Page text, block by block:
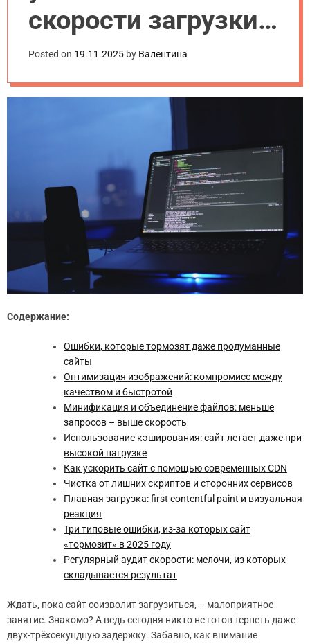
скорости загрузки
сайта: что реально
работает в 2025
Posted on 19.11.2025 by Валентина
Содержание:
Ошибки, которые тормозят даже продуманные
сайты
Оптимизация изображений: компромисс между
качеством и быстротой
Минификация и объединение файлов: меньше
запросов – выше скорость
Использование кэширования: сайт летает даже при
высокой нагрузке
Как ускорить сайт с помощью современных CDN
Чистка от лишних скриптов и сторонних сервисов
Плавная загрузка: first contentful paint и визуальная
реакция
Три типовые ошибки, из-за которых сайт
«тормозит» в 2025 году
Регулярный аудит скорости: мелочи, из которых
складывается результат
Ждать, пока сайт соизволит загрузиться, – малоприятное
занятие. Знакомо? А ведь сегодня никто не готов терпеть даже
двух-трёхсекундную задержку. Забавно, как внимание